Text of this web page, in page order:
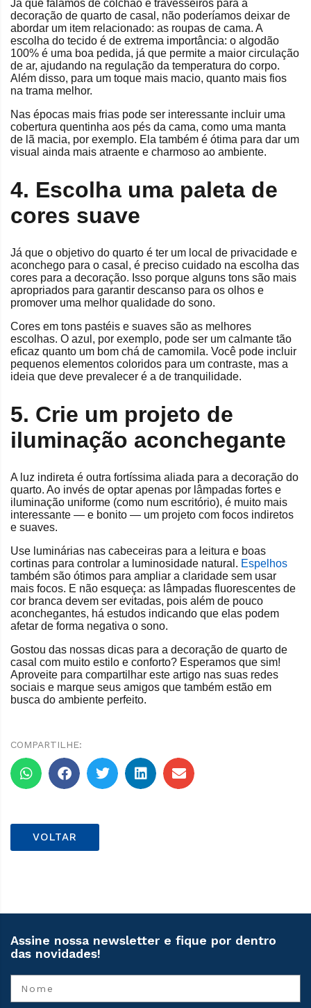
Já que falamos de colchão e travesseiros para a
decoração de quarto de casal, não poderíamos deixar de
abordar um item relacionado: as roupas de cama. A
escolha do tecido é de extrema importância: o algodão
100% é uma boa pedida, já que permite a maior circulação
de ar, ajudando na regulação da temperatura do corpo.
Além disso, para um toque mais macio, quanto mais fios
na trama melhor.
Nas épocas mais frias pode ser interessante incluir uma
cobertura quentinha aos pés da cama, como uma manta
de lã macia, por exemplo. Ela também é ótima para dar um
visual ainda mais atraente e charmoso ao ambiente.
4. Escolha uma paleta de
cores suave
Já que o objetivo do quarto é ter um local de privacidade e
aconchego para o casal, é preciso cuidado na escolha das
cores para a decoração. Isso porque alguns tons são mais
apropriados para garantir descanso para os olhos e
promover uma melhor qualidade do sono.
Cores em tons pastéis e suaves são as melhores
escolhas. O azul, por exemplo, pode ser um calmante tão
eficaz quanto um bom chá de camomila. Você pode incluir
pequenos elementos coloridos para um contraste, mas a
ideia que deve prevalecer é a de tranquilidade.
5. Crie um projeto de
iluminação aconchegante
A luz indireta é outra fortíssima aliada para a decoração do
quarto. Ao invés de optar apenas por lâmpadas fortes e
iluminação uniforme (como num escritório), é muito mais
interessante — e bonito — um projeto com focos indiretos
e suaves.
Use luminárias nas cabeceiras para a leitura e boas
cortinas para controlar a luminosidade natural. Espelhos
também são ótimos para ampliar a claridade sem usar
mais focos. E não esqueça: as lâmpadas fluorescentes de
cor branca devem ser evitadas, pois além de pouco
aconchegantes, há estudos indicando que elas podem
afetar de forma negativa o sono.
Gostou das nossas dicas para a decoração de quarto de
casal com muito estilo e conforto? Esperamos que sim!
Aproveite para compartilhar este artigo nas suas redes
sociais e marque seus amigos que também estão em
busca do ambiente perfeito.
COMPARTILHE:
VOLTAR
Assine nossa newsletter e fique por dentro
das novidades!